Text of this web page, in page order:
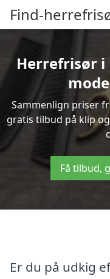
Find-
Herrefrisør i
Sammenlign priser
gratis tilbud på klip
Få tilbud,
Er du på udkig